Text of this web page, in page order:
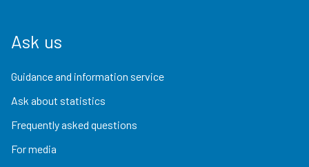
Ask us
Guidance and information service
Ask about statistics
Frequently asked questions
For media